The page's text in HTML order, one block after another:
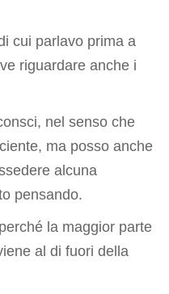
cui parlavo prima a
riguardare anche i
nel senso che
ma posso anche
alcuna
pensando.
la maggior parte
al di fuori della